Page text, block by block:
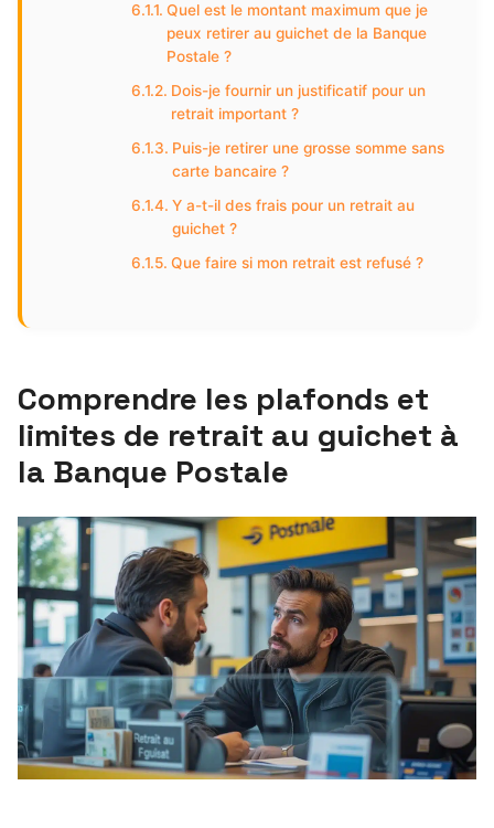
Quel est le montant maximum que je
peux retirer au guichet de la Banque
Postale ?
Dois-je fournir un justificatif pour un
retrait important ?
Puis-je retirer une grosse somme sans
carte bancaire ?
Y a-t-il des frais pour un retrait au
guichet ?
Que faire si mon retrait est refusé ?
Comprendre les plafonds et
limites de retrait au guichet à
la Banque Postale